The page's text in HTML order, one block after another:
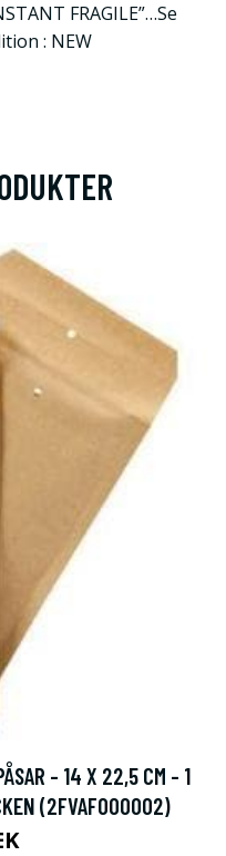
FRAGILE”…Se
: NEW
- 14 X 22,5 CM - 1
(2FVAF000002)